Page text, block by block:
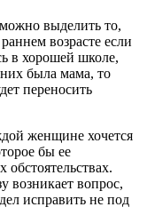
выделить то,
возрасте если
в хорошей школе,
была мама, то
переносить
женщине хочется
бы ее
возникает вопрос,
исправить не под